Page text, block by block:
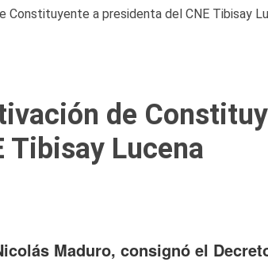
Constituyente a presidenta del CNE Tibisay
de
Tibisay Lucena
Maduro, consignó el